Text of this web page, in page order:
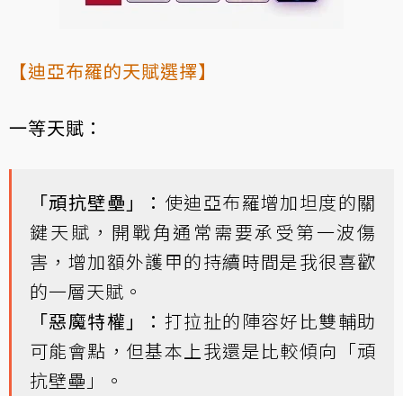
【迪亞布羅的天賦選擇】
一等天賦：
「頑抗壁壘」： 使迪亞布羅增加坦度的關
鍵天賦，開戰角通常需要承受第一波傷
害，增加額外護甲的持續時間是我很喜歡
的一層天賦。
「惡魔特權」： 打拉扯的陣容好比雙輔助
可能會點，但基本上我還是比較傾向「頑
抗壁壘」。